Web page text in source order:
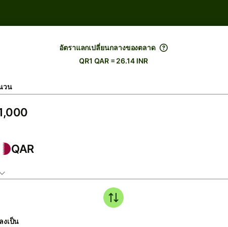
อัตราแลกเปลี่ยนกลางของตลาด
QR1 QAR = 26.14 INR
วน
QAR
งเป็น